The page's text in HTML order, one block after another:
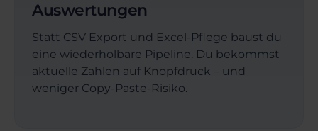
Auswertungen
Statt CSV Export und Excel-Pflege baust du
eine wiederholbare Pipeline. Du bekommst
aktuelle Zahlen auf Knopfdruck – und
weniger Copy-Paste-Risiko.